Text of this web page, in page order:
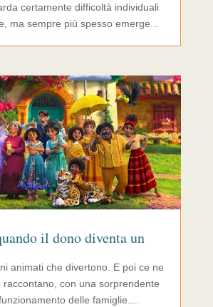
certamente difficoltà individuali
ma sempre più spesso emerge...
il dono diventa un
animati che divertono. E poi ce ne
raccontano, con una sorprendente
delle famiglie....